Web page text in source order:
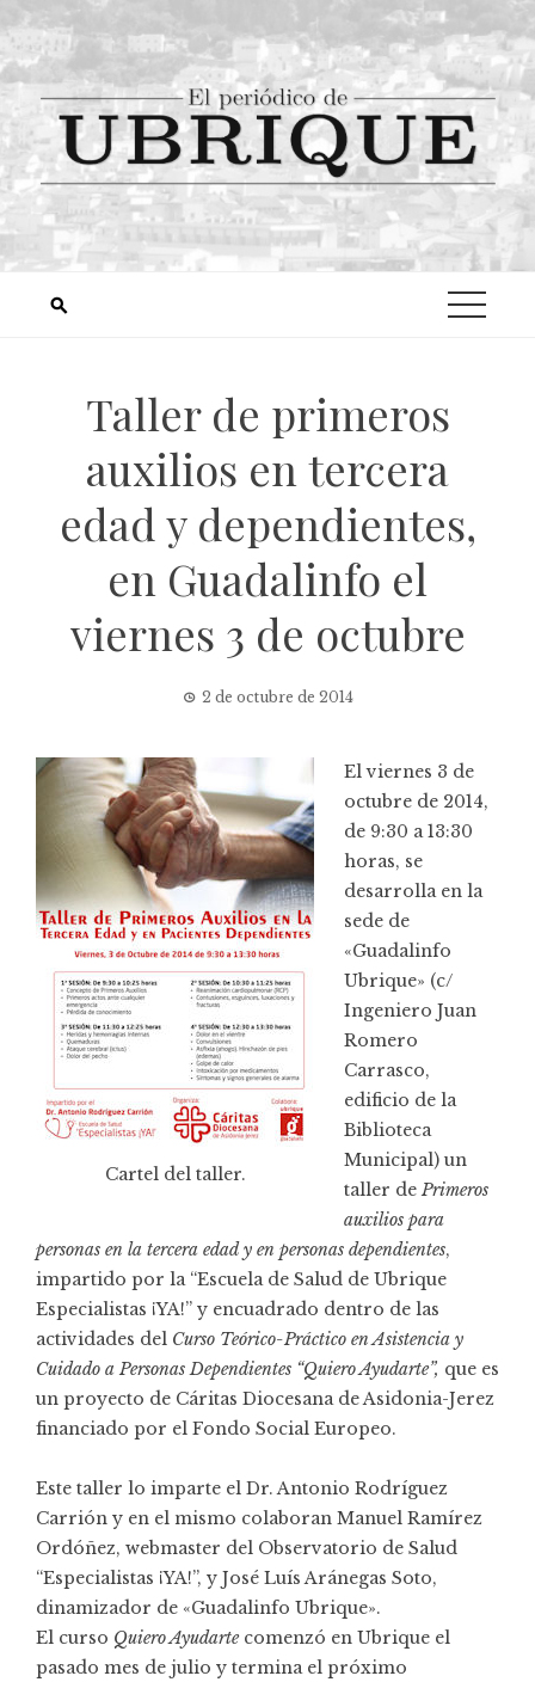
Taller de primeros
auxilios en tercera
edad y dependientes,
en Guadalinfo el
viernes 3 de octubre
2 de octubre de 2014
Cartel del taller.
El viernes 3 de
octubre de 2014,
de 9:30 a 13:30
horas, se
desarrolla en la
sede de
«Guadalinfo
Ubrique» (c/
Ingeniero Juan
Romero
Carrasco,
edificio de la
Biblioteca
Municipal) un
taller de Primeros
auxilios para
personas en la tercera edad y en personas dependientes,
impartido por la “Escuela de Salud de Ubrique
Especialistas ¡YA!” y encuadrado dentro de las
actividades del Curso Teórico-Práctico en Asistencia y
Cuidado a Personas Dependientes “Quiero Ayudarte”, que es
un proyecto de Cáritas Diocesana de Asidonia-Jerez
financiado por el Fondo Social Europeo.
Este taller lo imparte el Dr. Antonio Rodríguez
Carrión y en el mismo colaboran Manuel Ramírez
Ordóñez, webmaster del Observatorio de Salud
“Especialistas ¡YA!”, y José Luís Aránegas Soto,
dinamizador de «Guadalinfo Ubrique».
El curso Quiero Ayudartecomenzó en Ubrique el
pasado mes de julio y termina el próximo